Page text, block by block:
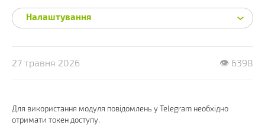
27 травня 2026 👁 6398
Для використання модуля повідомлень у Telegram необхідно
отримати токен доступу.
Налаштування